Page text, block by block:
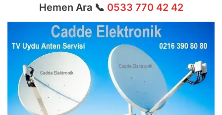
Hemen Ara 📞 0533 770 42 42